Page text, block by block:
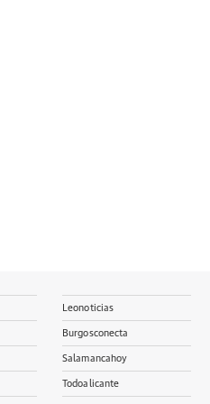
Leonoticias
Burgosconecta
Salamancahoy
Todoalicante